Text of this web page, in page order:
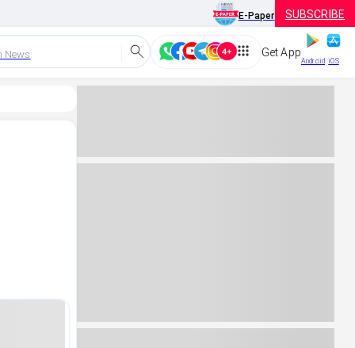
E-Paper SUBSCRIBE
News Get App
Android iOS